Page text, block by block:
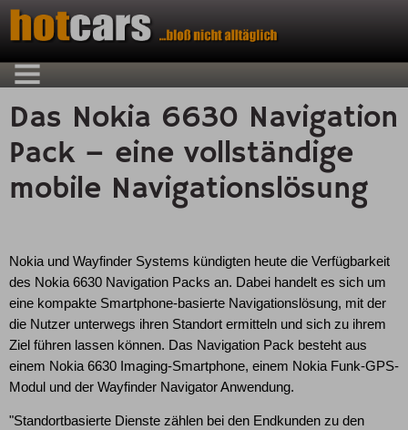
Das Nokia 6630 Navigation
Pack – eine vollständige
mobile Navigationslösung
Nokia und Wayfinder Systems kündigten heute die Verfügbarkeit
des Nokia 6630 Navigation Packs an. Dabei handelt es sich um
eine kompakte Smartphone-basierte Navigationslösung, mit der
die Nutzer unterwegs ihren Standort ermitteln und sich zu ihrem
Ziel führen lassen können. Das Navigation Pack besteht aus
einem Nokia 6630 Imaging-Smartphone, einem Nokia Funk-GPS-
Modul und der Wayfinder Navigator Anwendung.
"Standortbasierte Dienste zählen bei den Endkunden zu den